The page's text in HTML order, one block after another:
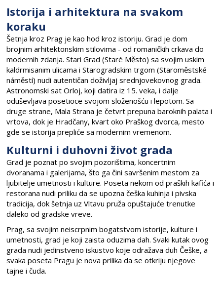
Istorija i arhitektura na svakom
koraku
Šetnja kroz Prag je kao hod kroz istoriju. Grad je dom
brojnim arhitektonskim stilovima - od romaničkih crkava do
modernih zdanja. Stari Grad (Staré Město) sa svojim uskim
kaldrmisanim ulicama i Starogradskim trgom (Staroměstské
náměstí) nudi autentičan doživljaj srednjovekovnog grada.
Astronomski sat Orloj, koji datira iz 15. veka, i dalje
oduševljava posetioce svojom složenošću i lepotom. Sa
druge strane, Mala Strana je četvrt prepuna baroknih palata i
vrtova, dok je Hradčany, kvart oko Praškog dvorca, mesto
gde se istorija prepliće sa modernim vremenom.
Kulturni i duhovni život grada
Grad je poznat po svojim pozorištima, koncertnim
dvoranama i galerijama, što ga čini savršenim mestom za
ljubitelje umetnosti i kulture. Poseta nekom od praških kafića i
restorana nudi priliku da se upozna češka kuhinja i pivska
tradicija, dok šetnja uz Vltavu pruža opuštajuće trenutke
daleko od gradske vreve.
Prag, sa svojim neiscrpnim bogatstvom istorije, kulture i
umetnosti, grad je koji zaista oduzima dah. Svaki kutak ovog
grada nudi jedinstveno iskustvo koje odražava duh Češke, a
svaka poseta Pragu je nova prilika da se otkriju njegove
tajne i čuda.